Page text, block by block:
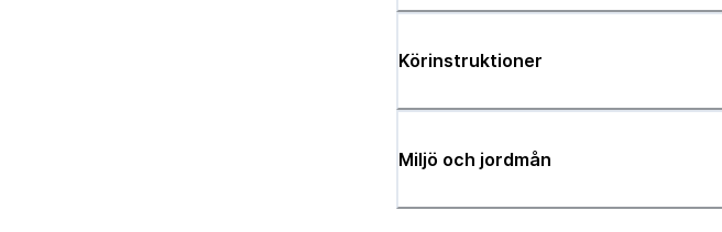
Körinstruktioner
Miljö och jordmån